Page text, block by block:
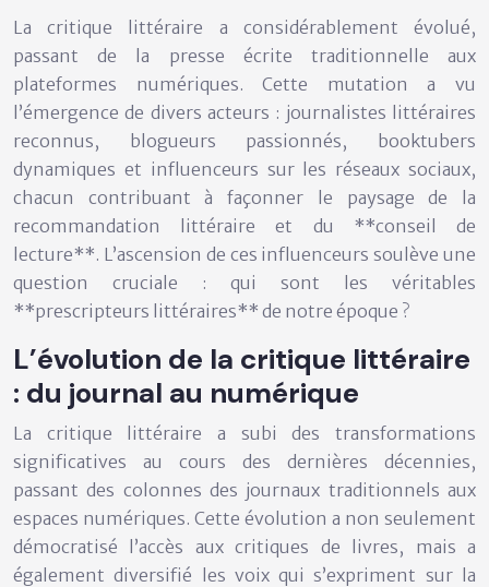
La critique littéraire a considérablement évolué,
passant de la presse écrite traditionnelle aux
plateformes numériques. Cette mutation a vu
l’émergence de divers acteurs : journalistes littéraires
reconnus, blogueurs passionnés, booktubers
dynamiques et influenceurs sur les réseaux sociaux,
chacun contribuant à façonner le paysage de la
recommandation littéraire et du **conseil de
lecture**. L’ascension de ces influenceurs soulève une
question cruciale : qui sont les véritables
**prescripteurs littéraires** de notre époque ?
L’évolution de la critique littéraire
: du journal au numérique
La critique littéraire a subi des transformations
significatives au cours des dernières décennies,
passant des colonnes des journaux traditionnels aux
espaces numériques. Cette évolution a non seulement
démocratisé l’accès aux critiques de livres, mais a
également diversifié les voix qui s’expriment sur la